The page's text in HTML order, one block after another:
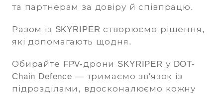
та партнерам за довіру й співпрацю.
Разом із SKYRIPER створюємо рішення,
які допомагають щодня.
Обирайте FPV-дрони SKYRIPER у DOT-
Chain Defence — тримаємо зв'язок із
підрозділами, вдосконалюємо кожну